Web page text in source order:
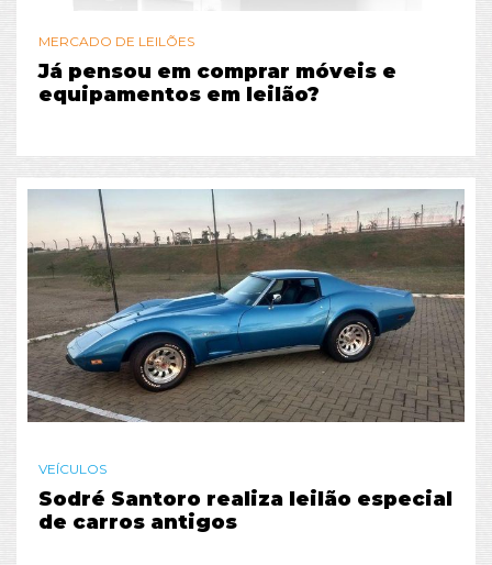
MERCADO DE LEILÕES
Já pensou em comprar móveis e
equipamentos em leilão?
VEÍCULOS
Sodré Santoro realiza leilão especial
de carros antigos